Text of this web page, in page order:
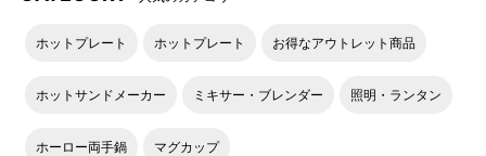
頑丈で耐久性の高い折りたた
収納してどこにでも持ち運ぶ
付属品一覧
ホットプレート ホットプレート お得なアウトレット商品
ホットサンドメーカー ミキサー・ブレンダー 照明・ランタン
ホーロー両手鍋 マグカップ